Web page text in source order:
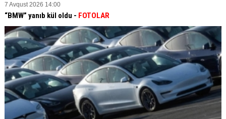
7 Avqust 2026 14:00
“BMW” yanıb kül oldu - FOTOLAR